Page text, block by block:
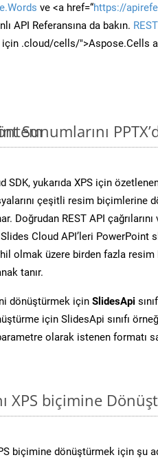
ve <a href=“https://
API Referansına da bakın.
.cloud/cells/">Aspose.Cells
Sunumlarını
SDK, yukarıda XPS için
çeşitli resim biçimlerine
Doğrudan REST API çağrılarını
Cloud API’leri PowerPoint
olmak üzere birden fazla
tanır.
dönüştürmek için SlidesApi
için SlidesApi sınıfı
olarak istenen formatı
XPS biçimine
biçimine dönüştürmek için şu